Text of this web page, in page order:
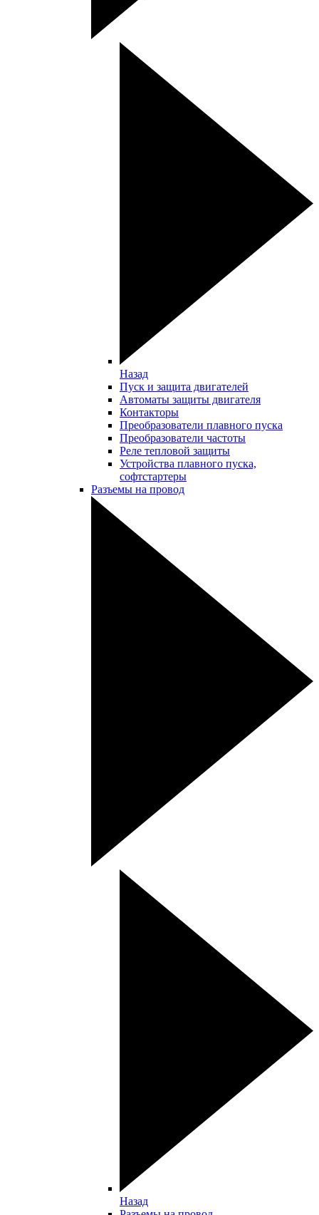
Назад
Пуск и защита двигателей
Автоматы защиты двигателя
Контакторы
Преобразователи плавного пуска
Преобразователи частоты
Реле тепловой защиты
Устройства плавного пуска,
софтстартеры
Разъемы на провод
Назад